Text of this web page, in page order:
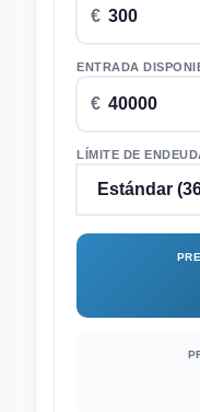
ENTRADA
LÍMITE DE